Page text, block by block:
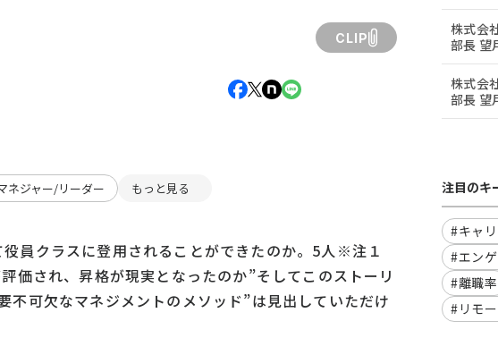
CLIP
ネジャー/リーダー もっと見る
員クラスに登用されることができたのか。5人※注１
価され、昇格が現実となったのか”そしてこのストーリ
不可欠なマネジメントのメソッド”は見出していただけ
株式会
部長 望
株式会
部長 望
注目のキ
#キャ
#エン
#離職率
#リモ